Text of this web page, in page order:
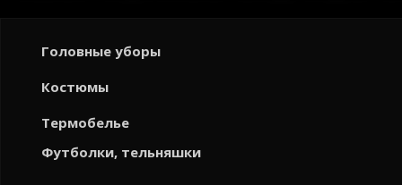
Головные уборы
Костюмы
Термобелье
Футболки, тельняшки